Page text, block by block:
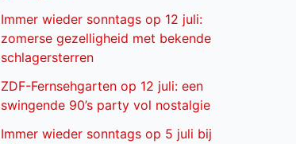
Immer wieder sonntags op 12 juli:
zomerse gezelligheid met bekende
schlagersterren
ZDF-Fernsehgarten op 12 juli: een
swingende 90’s party vol nostalgie
Immer wieder sonntags op 5 juli bij